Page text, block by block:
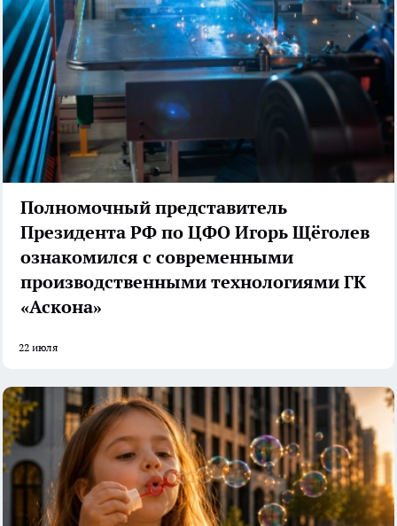
Полномочный представитель
Президента РФ по ЦФО Игорь Щёголев
ознакомился с современными
производственными технологиями ГК
«Аскона»
22 июля